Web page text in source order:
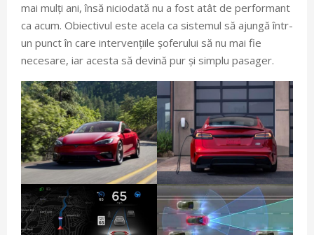
mai mulți ani, însă niciodată nu a fost atât de performant
ca acum. Obiectivul este acela ca sistemul să ajungă într-
un punct în care intervențiile șoferului să nu mai fie
necesare, iar acesta să devină pur și simplu pasager.